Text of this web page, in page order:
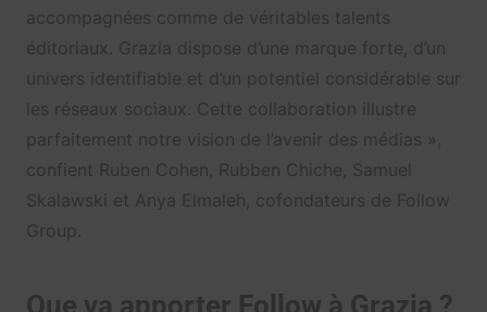
accompagnées comme de véritables talents
éditoriaux. Grazia dispose d’une marque forte, d’un
univers identifiable et d’un potentiel considérable sur
les réseaux sociaux. Cette collaboration illustre
parfaitement notre vision de l’avenir des médias »,
confient Ruben Cohen, Rubben Chiche, Samuel
Skalawski et Anya Elmaleh, cofondateurs de Follow
Group.
Que va apporter Follow à Grazia ?